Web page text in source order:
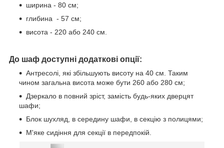
ширина - 80 см;
глибина - 57 см;
висота - 220 або 240 см.
До шаф доступні додаткові опції:
Антресолі, які збільшують висоту на 40 см. Таким
чином загальна висота може бути 260 або 280 см;
Дзеркало в повний зріст, замість будь-яких дверцят
шафи;
Блок шухляд, в середину шафи, в секцію з полицями;
М'яке сидіння для секції в передпокій.